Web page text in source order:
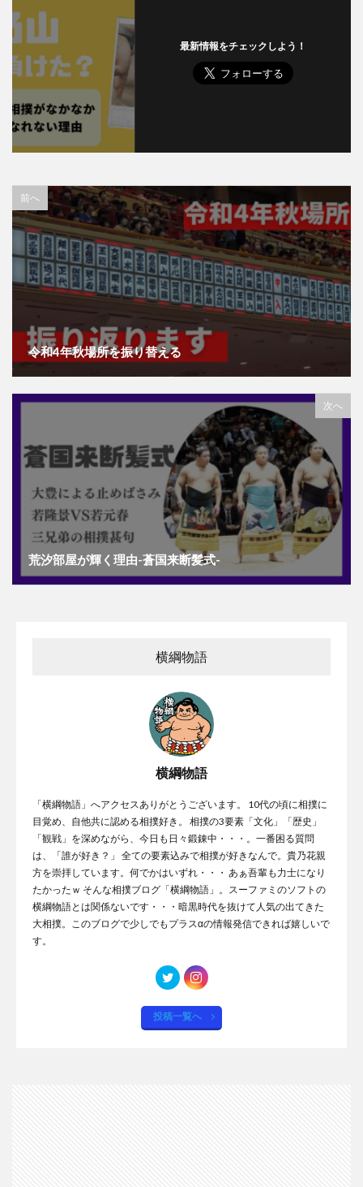
最新情報をチェックしよう！
前へ
令和4年秋場所を振り替える
次へ
荒汐部屋が輝く理由-蒼国来断髪式-
横綱物語
横綱物語
「横綱物語」へアクセスありがとうございます。 10代の頃に相撲に
目覚め、自他共に認める相撲好き。 相撲の3要素「文化」「歴史」
「観戦」を深めながら、今日も日々鍛錬中・・・。一番困る質問
は、「誰が好き？」 全ての要素込みで相撲が好きなんで。貴乃花親
方を崇拝しています。何でかはいずれ・・・ あぁ吾輩も力士になり
たかったｗ そんな相撲ブログ「横綱物語」。スーファミのソフトの
横綱物語とは関係ないです・・・暗黒時代を抜けて人気の出てきた
大相撲。このブログで少しでもプラスαの情報発信できれば嬉しいで
す。
投稿一覧へ